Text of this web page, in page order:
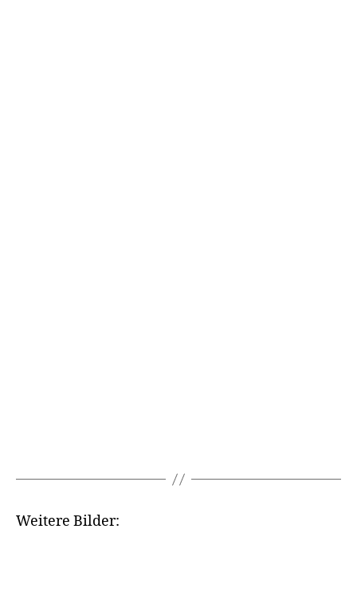
Wei­te­re Bilder: